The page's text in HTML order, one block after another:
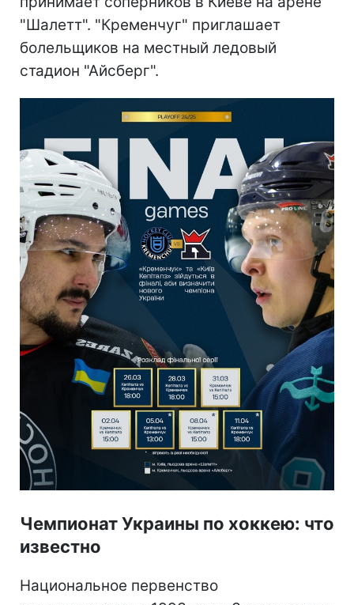
"Шалетт". "Кременчуг" приглашает
болельщиков на местный ледовый
стадион "Айсберг".
Чемпионат Украины по хоккею: что
известно
Национальное первенство